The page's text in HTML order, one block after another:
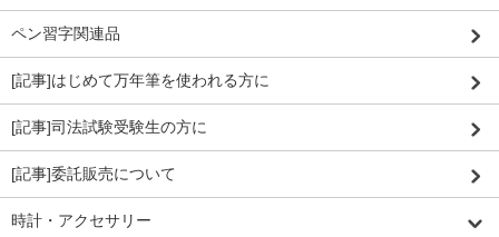
ペン習字関連品
[記事]はじめて万年筆を使われる方に
[記事]司法試験受験生の方に
[記事]委託販売について
時計・アクセサリー